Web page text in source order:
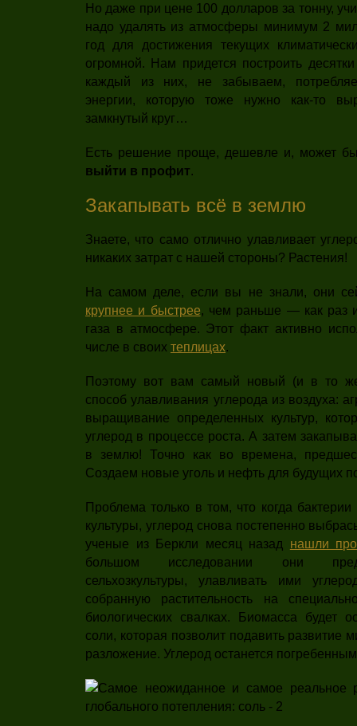
Но даже при цене 100 долларов за тонну,
надо удалять из атмосферы минимум 2
год для достижения текущих
огромной. Нам придется построить
каждый из них, не забываем,
энергии, которую тоже нужно как-то
замкнутый круг…
Есть решение проще, дешевле и, может
выйти в профит.
Закапывать всё в землю
Знаете, что само отлично улавливает
никаких затрат с нашей стороны? Растения!
На самом деле, если вы не знали, они
крупнее и быстрее, чем раньше — как раз
газа в атмосфере. Этот факт активно
числе в своих теплицах.
Поэтому вот вам самый новый (и в то
способ улавливания углерода из воздуха:
выращивание определенных культур,
углерод в процессе роста. А затем
в землю! Точно как во времена,
Создаем новые уголь и нефть для будущих
Проблема только в том, что когда
культуры, углерод снова постепенно
ученые из Беркли месяц назад
нашли
большом исследовании они
сельхозкультуры, улавливать ими
собранную растительность на
биологических свалках. Биомасса будет
соли, которая позволит подавить развитие
разложение. Углерод останется